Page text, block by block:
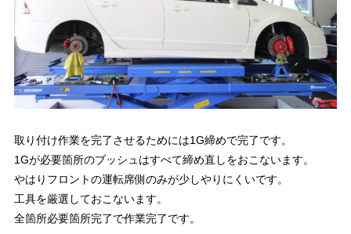
取り付け作業を完了させるためには1G締めで完了です。
1Gが必要箇所のブッシュはすべて締め直しをおこないます。
やはりフロントの運転席側のみが少しやりにくいです。
工具を厳選しておこないます。
全箇所必要箇所完了で作業完了です。